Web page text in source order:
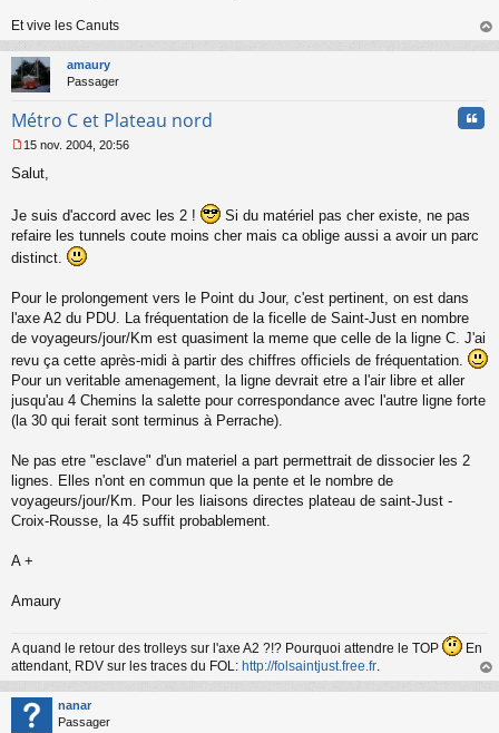
Et vive les Canuts
au
amaury
Passager
Métro C et Plateau nord
e
a
g
e
l
u
15 nov. 2004, 20:56
Salut,
Je suis d'accord avec les 2 !
Si du matériel pas cher existe, ne pas
refaire les tunnels coute moins cher mais ca oblige aussi a avoir un parc
distinct.
Pour le prolongement vers le Point du Jour, c'est pertinent, on est dans
l'axe A2 du PDU. La fréquentation de la ficelle de Saint-Just en nombre
de voyageurs/jour/Km est quasiment la meme que celle de la ligne C. J'ai
revu ça cette après-midi à partir des chiffres officiels de fréquentation.
Pour un veritable amenagement, la ligne devrait etre a l'air libre et aller
jusqu'au 4 Chemins la salette pour correspondance avec l'autre ligne forte
(la 30 qui ferait sont terminus à Perrache).
Ne pas etre "esclave" d'un materiel a part permettrait de dissocier les 2
lignes. Elles n'ont en commun que la pente et le nombre de
voyageurs/jour/Km. Pour les liaisons directes plateau de saint-Just -
Croix-Rousse, la 45 suffit probablement.
A +
Amaury
A quand le retour des trolleys sur l'axe A2 ?!? Pourquoi attendre le TOP
En
attendant, RDV sur les traces du FOL: http://folsaintjust.free.fr.
au
nanar
Passager